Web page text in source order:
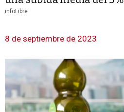
infoLibre
8 de septiembre de 2023